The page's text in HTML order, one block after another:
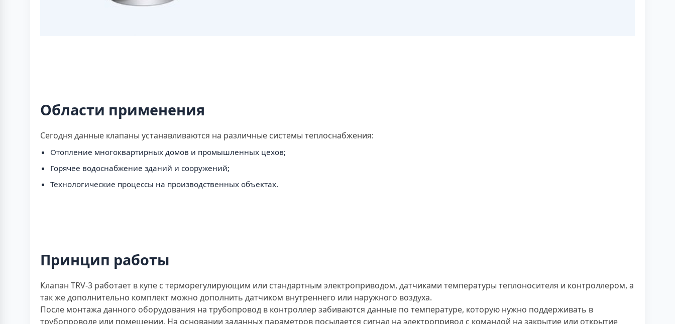
Области применения
Сегодня данные клапаны устанавливаются на различные системы теплоснабжения:
Отопление многоквартирных домов и промышленных цехов;
Горячее водоснабжение зданий и сооружений;
Технологические процессы на производственных объектах.
Принцип работы
Клапан TRV-3 работает в купе с терморегулирующим или стандартным электроприводом, датчиками температуры теплоносителя и контроллером, а
так же дополнительно комплект можно дополнить датчиком внутреннего или наружного воздуха.
После монтажа данного оборудования на трубопровод в контроллер забиваются данные по температуре, которую нужно поддерживать в
трубопроводе или помещении. На основании заданных параметров посылается сигнал на электропривод с командой на закрытие или открытие